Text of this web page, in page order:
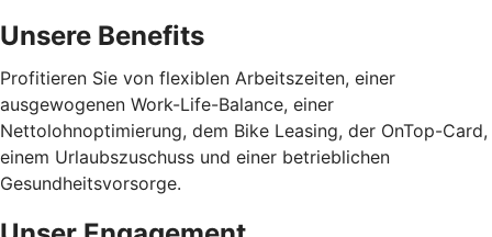
Unsere Benefits
Profitieren Sie von flexiblen Arbeitszeiten, einer
ausgewogenen Work-Life-Balance, einer
Nettolohnoptimierung, dem Bike Leasing, der OnTop-Card,
einem Urlaubszuschuss und einer betrieblichen
Gesundheitsvorsorge.